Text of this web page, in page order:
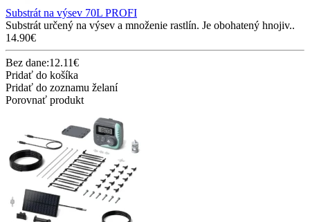
Substrát na výsev 70L PROFI
Substrát určený na výsev a množenie rastlín. Je obohatený hnojiv..
14.90€
Bez dane:12.11€
Pridať do košíka
Pridať do zoznamu želaní
Porovnať produkt